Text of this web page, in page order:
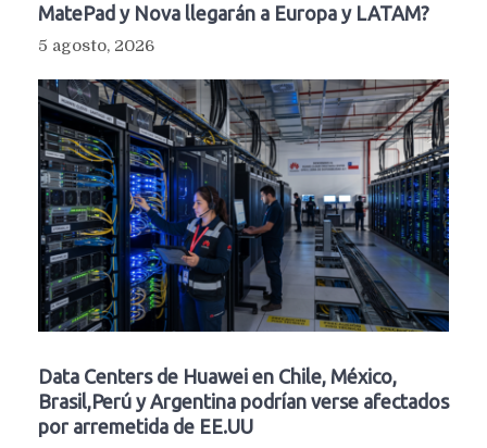
MatePad y Nova llegarán a Europa y LATAM?
5 agosto, 2026
Data Centers de Huawei en Chile, México,
Brasil,Perú y Argentina podrían verse afectados
por arremetida de EE.UU